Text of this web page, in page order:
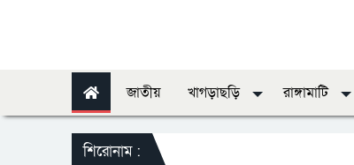
জাতীয় খাগড়াছড়ি রাঙ্গামাটি
শিরোনাম :